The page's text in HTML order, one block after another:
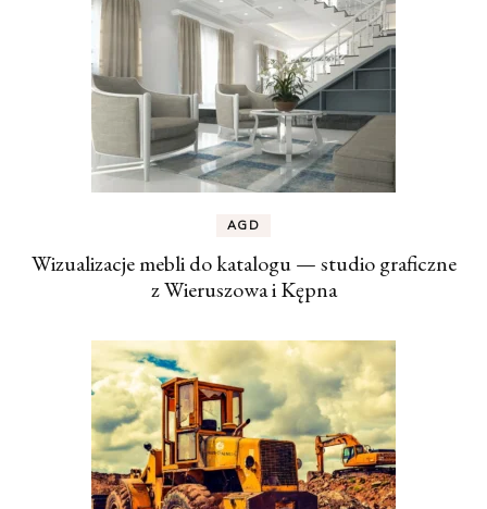
AGD
Wizualizacje mebli do katalogu — studio graficzne
z Wieruszowa i Kępna